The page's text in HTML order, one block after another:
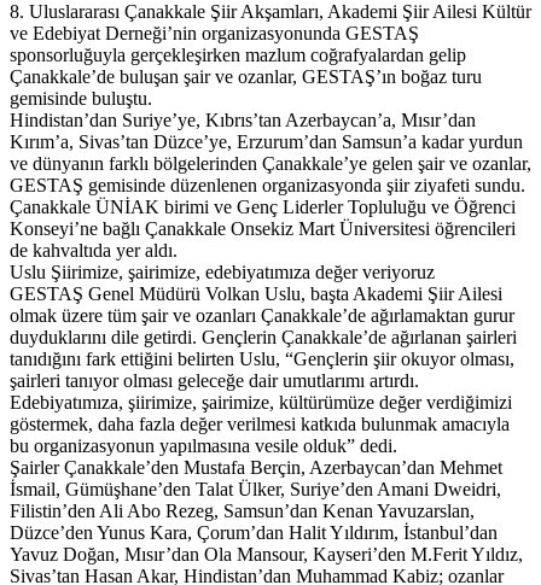
8. Uluslararası Çanakkale Şiir Akşamları, Akademi Şiir Ailesi Kültür
ve Edebiyat Derneği’nin organizasyonunda GESTAŞ
sponsorluğuyla gerçekleşirken mazlum coğrafyalardan gelip
Çanakkale’de buluşan şair ve ozanlar, GESTAŞ’ın boğaz turu
gemisinde buluştu.
Hindistan’dan Suriye’ye, Kıbrıs’tan Azerbaycan’a, Mısır’dan
Kırım’a, Sivas’tan Düzce’ye, Erzurum’dan Samsun’a kadar yurdun
ve dünyanın farklı bölgelerinden Çanakkale’ye gelen şair ve ozanlar,
GESTAŞ gemisinde düzenlenen organizasyonda şiir ziyafeti sundu.
Çanakkale ÜNİAK birimi ve Genç Liderler Topluluğu ve Öğrenci
Konseyi’ne bağlı Çanakkale Onsekiz Mart Üniversitesi öğrencileri
de kahvaltıda yer aldı.
Uslu Şiirimize, şairimize, edebiyatımıza değer veriyoruz
GESTAŞ Genel Müdürü Volkan Uslu, başta Akademi Şiir Ailesi
olmak üzere tüm şair ve ozanları Çanakkale’de ağırlamaktan gurur
duyduklarını dile getirdi. Gençlerin Çanakkale’de ağırlanan şairleri
tanıdığını fark ettiğini belirten Uslu, “Gençlerin şiir okuyor olması,
şairleri tanıyor olması geleceğe dair umutlarımı artırdı.
Edebiyatımıza, şiirimize, şairimize, kültürümüze değer verdiğimizi
göstermek, daha fazla değer verilmesi katkıda bulunmak amacıyla
bu organizasyonun yapılmasına vesile olduk” dedi.
Şairler Çanakkale’den Mustafa Berçin, Azerbaycan’dan Mehmet
İsmail, Gümüşhane’den Talat Ülker, Suriye’den Amani Dweidri,
Filistin’den Ali Abo Rezeg, Samsun’dan Kenan Yavuzarslan,
Düzce’den Yunus Kara, Çorum’dan Halit Yıldırım, İstanbul’dan
Yavuz Doğan, Mısır’dan Ola Mansour, Kayseri’den M.Ferit Yıldız,
Sivas’tan Hasan Akar, Hindistan’dan Muhammad Kabiz; ozanlar